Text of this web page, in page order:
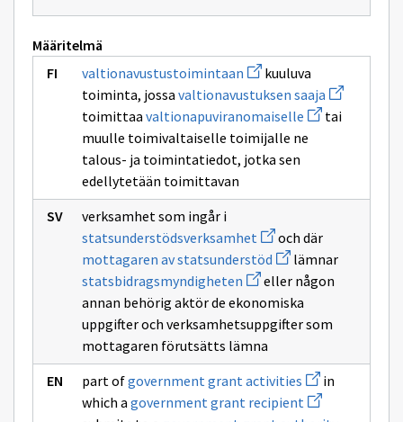
Määritelmä
valtionavustustoimintaan Avaa
uuden
ikkunan
sivulle
kuuluva
toiminta, jossa valtionavustuksen saaja Avaa
uuden
ikkunan
toimittaa valtionapuviranomaiselle Avaa
uuden
ikkunan
tai
muulle toimivaltaiselle toimijalle ne
talous- ja toimintatiedot, jotka sen
edellytetään toimittavan
verksamhet som ingår i
statsunderstödsverksamhet Avaa
uuden
ikkunan
sivulle
och där
mottagaren av statsunderstöd Avaa
uuden
ikkunan
sivulle
mottagaren
av
lämnar
statsbidragsmyndigheten Avaa
uuden
ikkunan
sivulle
statsbidragsmyndigheten
eller någon
annan behörig aktör de ekonomiska
uppgifter och verksamhetsuppgifter som
mottagaren förutsätts lämna
part ofgovernment grant activities Avaa
uuden
ikkunan
in
which a government grant recipient Avaa
uuden